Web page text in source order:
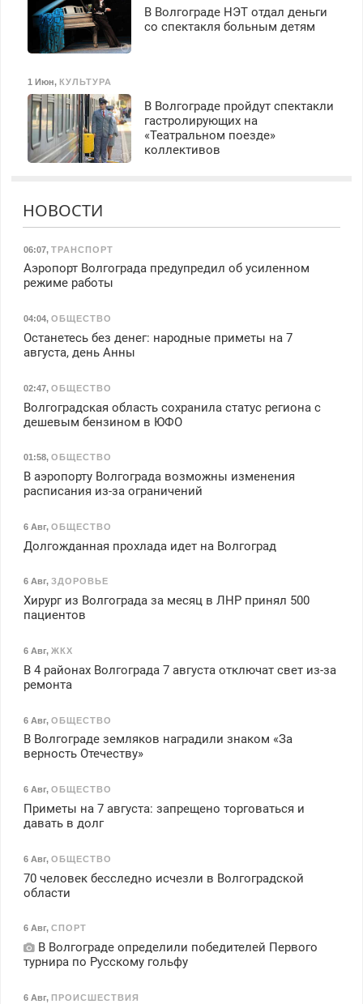
В Волгограде НЭТ отдал деньги
со спектакля больным детям
1 Июн, КУЛЬТУРА
В Волгограде пройдут спектакли
гастролирующих на
«Театральном поезде»
коллективов
НОВОСТИ
06:07, ТРАНСПОРТ
Аэропорт Волгограда предупредил об усиленном
режиме работы
04:04, ОБЩЕСТВО
Останетесь без денег: народные приметы на 7
августа, день Анны
02:47, ОБЩЕСТВО
Волгоградская область сохранила статус региона с
дешевым бензином в ЮФО
01:58, ОБЩЕСТВО
В аэропорту Волгограда возможны изменения
расписания из-за ограничений
6 Авг, ОБЩЕСТВО
Долгожданная прохлада идет на Волгоград
6 Авг, ЗДОРОВЬЕ
Хирург из Волгограда за месяц в ЛНР принял 500
пациентов
6 Авг, ЖКХ
В 4 районах Волгограда 7 августа отключат свет из-за
ремонта
6 Авг, ОБЩЕСТВО
В Волгограде земляков наградили знаком «За
верность Отечеству»
6 Авг, ОБЩЕСТВО
Приметы на 7 августа: запрещено торговаться и
давать в долг
6 Авг, ОБЩЕСТВО
70 человек бесследно исчезли в Волгоградской
области
6 Авг, СПОРТ
В Волгограде определили победителей Первого
турнира по Русскому гольфу
6 Авг, ПРОИСШЕСТВИЯ